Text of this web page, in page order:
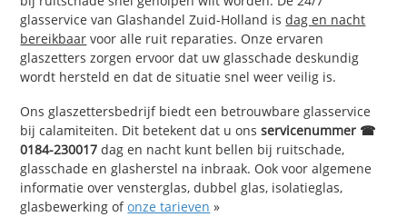
glasservice van Glashandel Zuid-Holland isdag en nacht
bereikbaar voor alle ruit reparaties. Onze ervaren
glaszetters zorgen ervoor dat uw glasschade deskundig
wordt hersteld en dat de situatie snel weer veilig is.
Ons glaszettersbedrijf biedt een betrouwbare glasservice
bij calamiteiten. Dit betekent dat u onsservicenummer ☎
0184-230017 dag en nacht kunt bellen bij ruitschade,
glasschade en glasherstel na inbraak. Ook voor algemene
informatie over vensterglas, dubbel glas, isolatieglas,
glasbewerking ofonze tarieven »